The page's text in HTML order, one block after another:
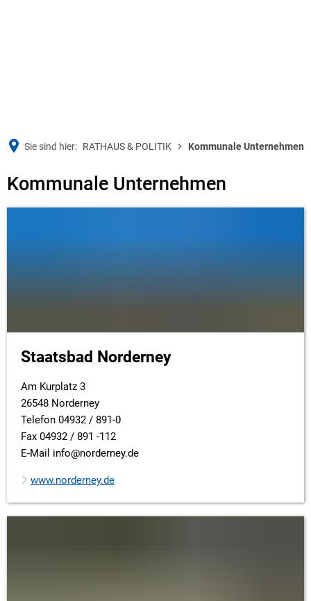
Sie sind hier: RATHAUS & POLITIK Kommunale Unternehmen
Kommunale
Unternehmen
Kommunale Unternehmen
Staatsbad Norderney
Am Kurplatz 3
26548 Norderney
Telefon 04932 / 891-0
Fax 04932 / 891 -112
E-Mail info@norderney.de
www.norderney.de